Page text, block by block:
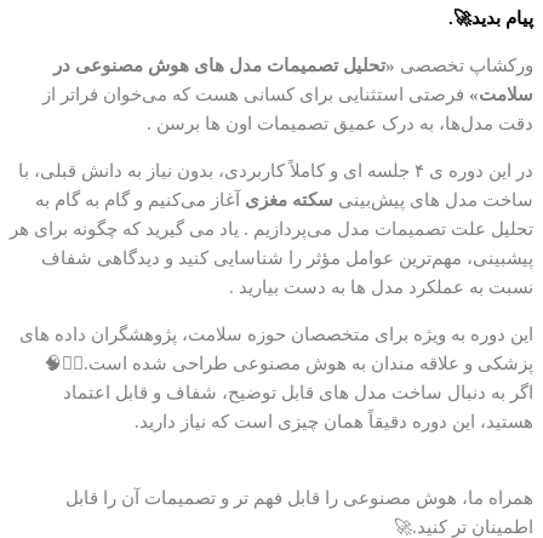
پیام بدید🚀.
ورکشاپ تخصصی «تحلیل تصمیمات مدل‌ های هوش مصنوعی در
سلامت» فرصتی استثنایی برای کسانی هست که می‌خوان فراتر از
دقت مدل‌ها، به درک عمیق تصمیمات اون‌ ها برسن .
در این دوره‌ ی ۴ جلسه‌ ای و کاملاً کاربردی، بدون نیاز به دانش قبلی، با
ساخت مدل‌ های پیش‌بینی سکته مغزی آغاز می‌کنیم و گام به گام به
تحلیل علت تصمیمات مدل می‌پردازیم . یاد می گیرید که چگونه برای هر
پیشبینی، مهم‌ترین عوامل مؤثر را شناسایی کنید و دیدگاهی شفاف
نسبت به عملکرد مدل‌ ها به دست بیارید .
این دوره به ویژه برای متخصصان حوزه سلامت، پژوهشگران داده‌ های
پزشکی و علاقه‌ مندان به هوش مصنوعی طراحی شده است.👨‍⚕️🧠
اگر به دنبال ساخت مدل‌ های قابل توضیح، شفاف و قابل اعتماد
هستید، این دوره دقیقاً همان چیزی است که نیاز دارید.
همراه ما، هوش مصنوعی را قابل فهم‌ تر و تصمیمات آن را قابل
اطمینان‌ تر کنید.🚀